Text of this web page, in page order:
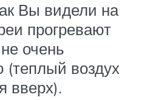
Вы видели на
прогревают
очень
воздух
вверх).